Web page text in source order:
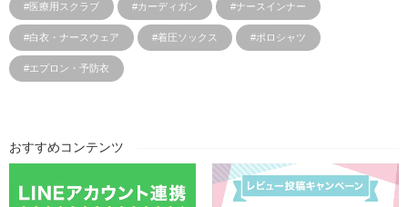
#医療用スクラブ #カーディガン #ナースインナー
#白衣・ナースウェア #着圧ソックス #ポロシャツ
#エプロン・予防衣
おすすめコンテンツ